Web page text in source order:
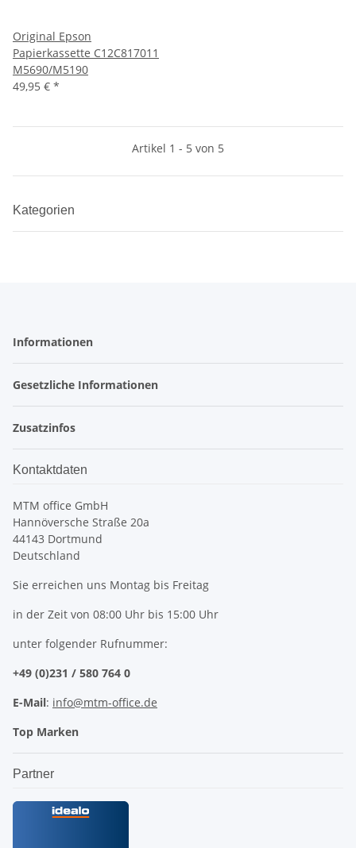
Original Epson
Papierkassette C12C817011
M5690/M5190
49,95 € *
Artikel 1 - 5 von 5
Kategorien
Informationen
Gesetzliche Informationen
Zusatzinfos
Kontaktdaten
MTM office GmbH
Hannöversche Straße 20a
44143 Dortmund
Deutschland
Sie erreichen uns Montag bis Freitag
in der Zeit von 08:00 Uhr bis 15:00 Uhr
unter folgender Rufnummer:
+49 (0)231 / 580 764 0
E-Mail: info@mtm-office.de
Top Marken
Partner